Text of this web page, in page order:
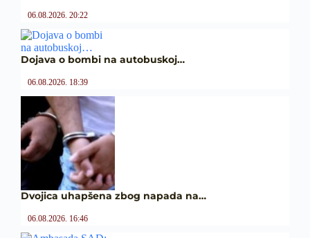
06.08.2026. 20:22
Dojava o bombi na autobuskoj…
06.08.2026. 18:39
Dvojica uhapšena zbog napada na…
06.08.2026. 16:46